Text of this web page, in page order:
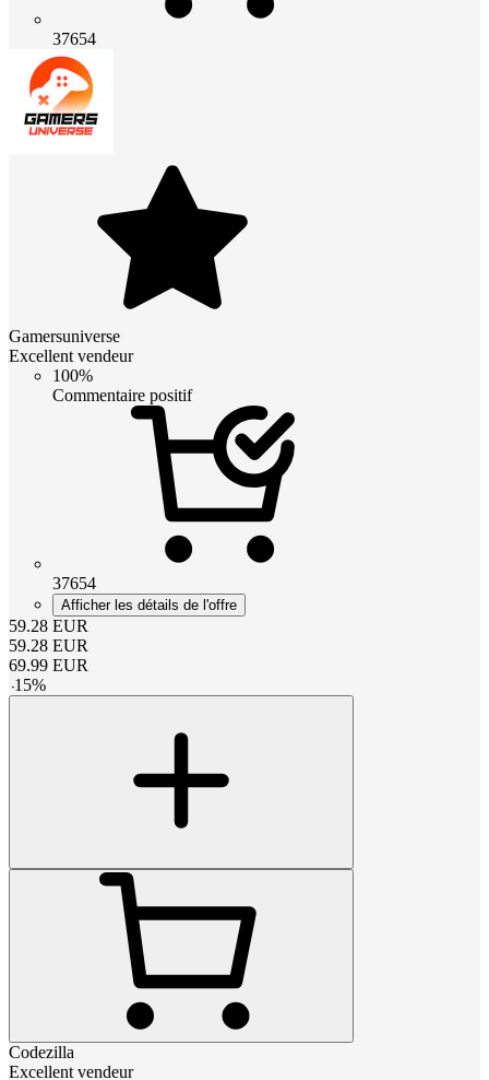
37654
Gamersuniverse
Excellent vendeur
100%
Commentaire positif
37654
Afficher les détails de l'offre
59.28 EUR
59.28 EUR
69.99 EUR
-15%
Codezilla
Excellent vendeur